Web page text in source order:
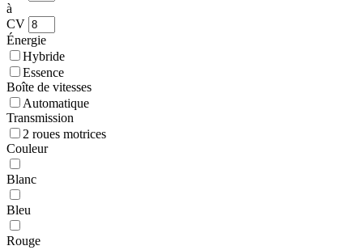
à
CV
Énergie
Hybride
Essence
Boîte de vitesses
Automatique
Transmission
2 roues motrices
Couleur
Blanc
Bleu
Rouge